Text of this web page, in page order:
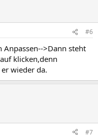
#6
Anpassen-->Dann steht
klicken,denn
wieder da.
#7